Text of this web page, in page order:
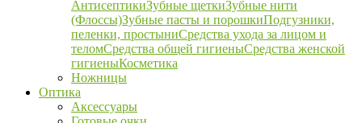
АнтисептикиЗубные щеткиЗубные нити
(Флоссы)Зубные пасты и порошкиПодгузники,
пеленки, простыниСредства ухода за лицом и
теломСредства общей гигиеныСредства женской
гигиеныКосметика
Ножницы
Оптика
Аксессуары